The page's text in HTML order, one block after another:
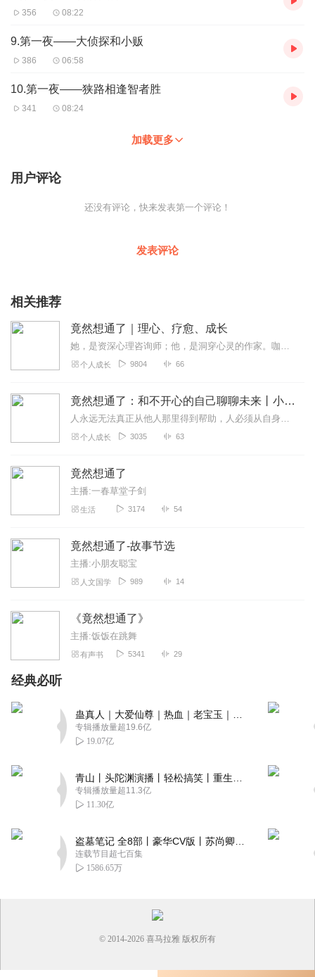
356 08:22
9.第一夜——大侦探和小贩
386 06:58
10.第一夜——狭路相逢智者胜
341 08:24
加载更多
用户评论
还没有评论，快来发表第一个评论！
发表评论
相关推荐
竟然想通了｜理心、疗愈、成长
她，是资深心理咨询师；他，是洞穿心灵的作家。咖啡店，他与她的相遇，他给她讲了个十八只狐狸的故事，令她为之着迷。她很惊讶，他讲的故事何以如此动人？她想看透他的技巧...
个人成长 9804 66
竟然想通了：和不开心的自己聊聊未来丨小故事大道理
人永远无法真正从他人那里得到帮助，人必须从自身找出帮助自己的力量
个人成长 3035 63
竟然想通了
主播:一春草堂子剑
生活 3174 54
竟然想通了-故事节选
主播:小朋友聪宝
人文国学 989 14
《竟然想通了》
主播:饭饭在跳舞
有声书 5341 29
经典必听
专辑播放量超19.6亿
19.07亿
专辑播放量超11.3亿
11.30亿
连载节目超七百集
1586.65万
© 2014-2026 喜马拉雅 版权所有